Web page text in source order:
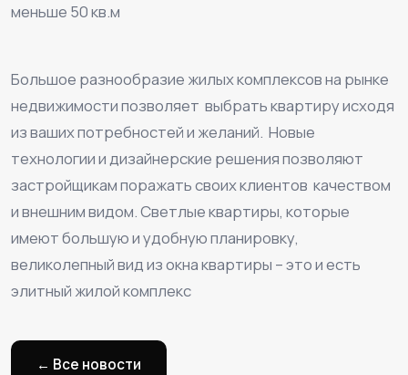
меньше 50 кв.м
Большое разнообразие жилых комплексов на рынке
недвижимости позволяет выбрать квартиру исходя
из ваших потребностей и желаний. Новые
технологии и дизайнерские решения позволяют
застройщикам поражать своих клиентов качеством
и внешним видом. Светлые квартиры, которые
имеют большую и удобную планировку,
великолепный вид из окна квартиры – это и есть
элитный жилой комплекс
← Все новости